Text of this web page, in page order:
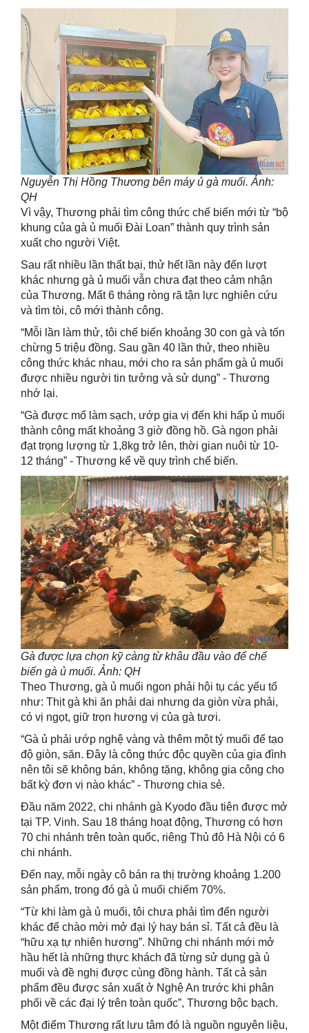
Nguyễn Thị Hồng Thương bên máy ủ gà muối. Ảnh:
QH
Vì vậy, Thương phải tìm công thức chế biến mới từ “bộ
khung của gà ủ muối Đài Loan” thành quy trình sản
xuất cho người Việt.
Sau rất nhiều lần thất bại, thử hết lần này đến lượt
khác nhưng gà ủ muối vẫn chưa đạt theo cảm nhận
của Thương. Mất 6 tháng ròng rã tận lực nghiên cứu
và tìm tòi, cô mới thành công.
“Mỗi lần làm thử, tôi chế biến khoảng 30 con gà và tốn
chừng 5 triệu đồng. Sau gần 40 lần thử, theo nhiều
công thức khác nhau, mới cho ra sản phẩm gà ủ muối
được nhiều người tin tưởng và sử dụng” - Thương
nhớ lại.
“Gà được mổ làm sạch, ướp gia vị đến khi hấp ủ muối
thành công mất khoảng 3 giờ đồng hồ. Gà ngon phải
đạt trọng lượng từ 1,8kg trở lên, thời gian nuôi từ 10-
12 tháng” - Thương kể về quy trình chế biến.
Gà được lựa chọn kỹ càng từ khâu đầu vào để chế
biến gà ủ muối. Ảnh: QH
Theo Thương, gà ủ muối ngon phải hội tụ các yếu tố
như: Thịt gà khi ăn phải dai nhưng da giòn vừa phải,
có vị ngọt, giữ trọn hương vị của gà tươi.
“Gà ủ phải ướp nghệ vàng và thêm một tý muối để tạo
độ giòn, săn. Đây là công thức độc quyền của gia đình
nên tôi sẽ không bán, không tặng, không gia công cho
bất kỳ đơn vị nào khác” - Thương chia sẻ.
Đầu năm 2022, chi nhánh gà Kyodo đầu tiên được mở
tại TP. Vinh. Sau 18 tháng hoạt động, Thương có hơn
70 chi nhánh trên toàn quốc, riêng Thủ đô Hà Nội có 6
chi nhánh.
Đến nay, mỗi ngày cô bán ra thị trường khoảng 1.200
sản phẩm, trong đó gà ủ muối chiếm 70%.
“Từ khi làm gà ủ muối, tôi chưa phải tìm đến người
khác để chào mời mở đại lý hay bán sỉ. Tất cả đều là
“hữu xạ tự nhiên hương”. Những chi nhánh mới mở
hầu hết là những thực khách đã từng sử dụng gà ủ
muối và đề nghị được cùng đồng hành. Tất cả sản
phẩm đều được sản xuất ở Nghệ An trước khi phân
phối về các đại lý trên toàn quốc”, Thương bộc bạch.
Một điểm Thương rất lưu tâm đó là nguồn nguyên liệu,